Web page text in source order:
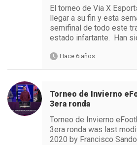
El torneo de Via X
llegar a su fin y esta
semifinal de todo este
estado infartante. Han
Hace 6 años
Torneo de Invierno
3era ronda
Torneo de Invierno
3era ronda was last
2020 by Francisco